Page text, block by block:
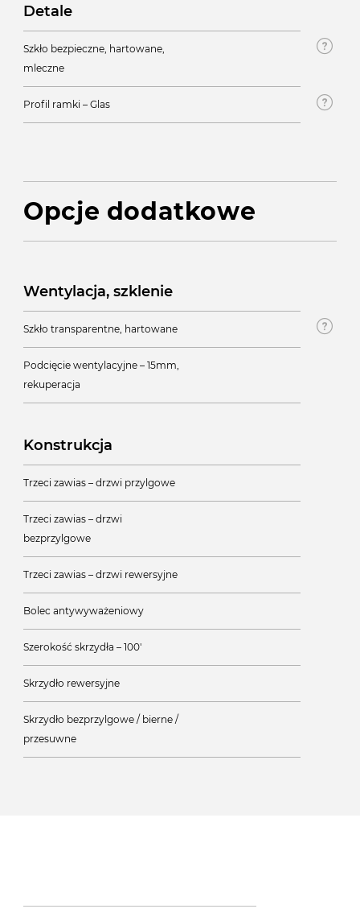
Detale
Szkło bezpieczne, hartowane,
mleczne
Profil ramki – Glas
Opcje dodatkowe
Wentylacja, szklenie
Szkło transparentne, hartowane
Podcięcie wentylacyjne – 15mm,
rekuperacja
Konstrukcja
Trzeci zawias – drzwi przylgowe
Trzeci zawias – drzwi
bezprzylgowe
Trzeci zawias – drzwi rewersyjne
Bolec antywyważeniowy
Szerokość skrzydła – 100'
Skrzydło rewersyjne
Skrzydło bezprzylgowe / bierne /
przesuwne